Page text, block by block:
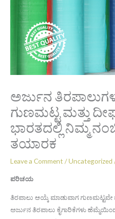
ಅರ್ಜುನ
ಗುಣಮಟ್ಟ ಮತ್ತು
ಭಾರತದಲ್ಲಿ ನಿಮ್ಮ
ತಯಾರಕ
Leave a Comment /Uncategorized
ಪರಿಚಯ
ತಿರಪಾಲು ಆಯ್ಕೆ ಮಾಡುವಾಗ ಗುಣಮಟ್ಟವೇ
ಅರ್ಜುನ ತಿರಪಾಲು ಕೈಗಾರಿಕೆಗಳು